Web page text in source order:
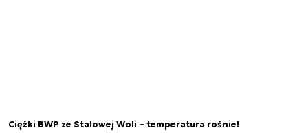
Ciężki BWP ze Stalowej Woli – temperatura rośnie!